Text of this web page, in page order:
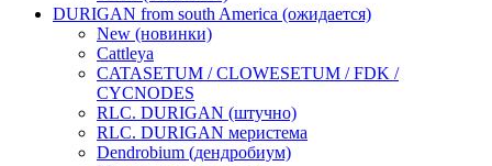
DURIGAN from south America (ожидается)
New (новинки)
Cattleya
CATASETUM / CLOWESETUM / FDK /
CYCNODES
RLC. DURIGAN (штучно)
RLC. DURIGAN меристема
Dendrobium (дендробиум)